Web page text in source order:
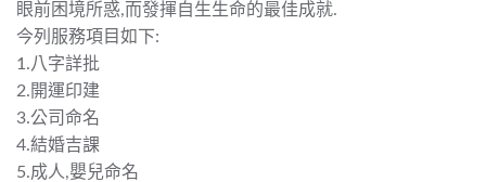
眼前困境所惑,而發揮自生生命的最佳成就.
今列服務項目如下:
1.八字詳批
2.開運印建
3.公司命名
4.結婚吉課
5.成人,嬰兒命名